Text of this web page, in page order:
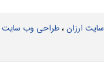
ارزان،طراحی وب سایت